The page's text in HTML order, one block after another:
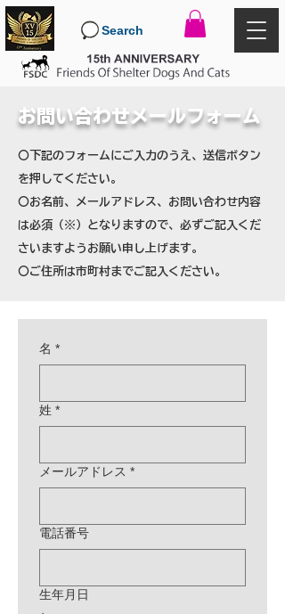
Search
お問い合わせメールフォーム
〇下記のフォームにご入力のうえ、送信ボタン
を押してください。
〇お名前、メールアドレス、お問い合わせ内容
は必須（※）となりますので、必ずご記入くだ
さいますようお願い申し上げます。
〇ご住所は市町村までご記入ください。
名 *
姓 *
メールアドレス *
電話番号
生年月日